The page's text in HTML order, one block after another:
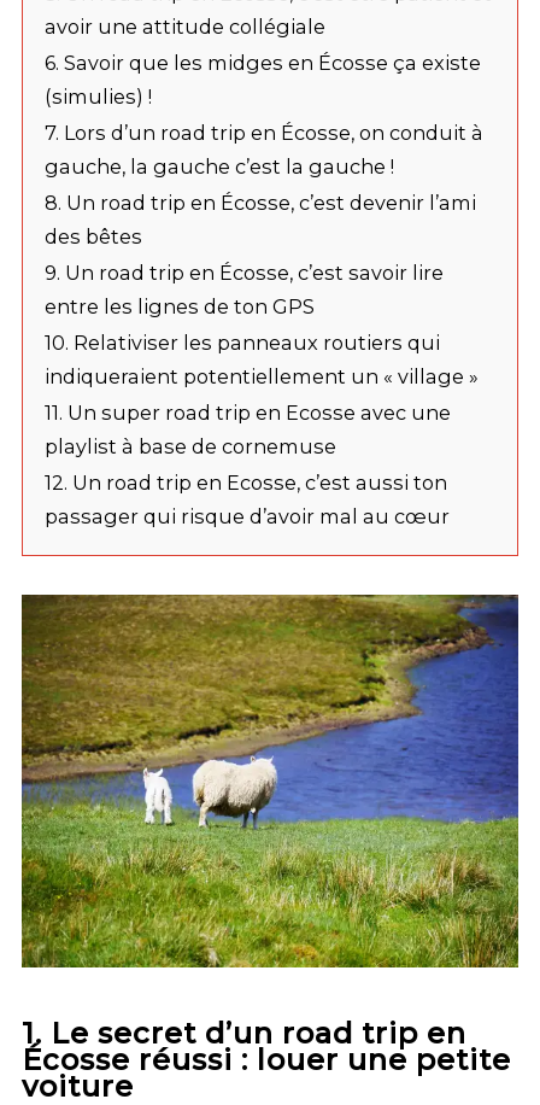
avoir une attitude collégiale
6. Savoir que les midges en Écosse ça existe
(simulies) !
7. Lors d’un road trip en Écosse, on conduit à
gauche, la gauche c’est la gauche !
8. Un road trip en Écosse, c’est devenir l’ami
des bêtes
9. Un road trip en Écosse, c’est savoir lire
entre les lignes de ton GPS
10. Relativiser les panneaux routiers qui
indiqueraient potentiellement un « village »
11. Un super road trip en Ecosse avec une
playlist à base de cornemuse
12. Un road trip en Ecosse, c’est aussi ton
passager qui risque d’avoir mal au cœur
1. Le secret d’un road trip en
Écosse réussi : louer une petite
voiture